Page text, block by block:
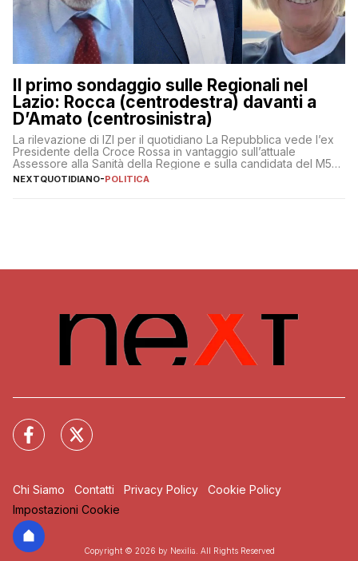
Il primo sondaggio sulle Regionali nel
Lazio: Rocca (centrodestra) davanti a
D’Amato (centrosinistra)
La rilevazione di IZI per il quotidiano La Repubblica vede l’ex
Presidente della Croce Rossa in vantaggio sull’attuale
Assessore alla Sanità della Regione e sulla candidata del M5S
Donatella Bianchi
NEXTQUOTIDIANO-POLITICA
Chi Siamo Contatti Privacy Policy
Cookie Policy
Impostazioni Cookie
Copyright © 2026 by Nexilia. All Rights Reserved